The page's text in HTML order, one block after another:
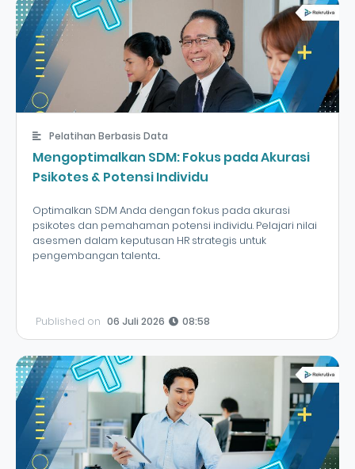
Pelatihan Berbasis Data
Mengoptimalkan SDM: Fokus pada Akurasi
Psikotes & Potensi Individu
Optimalkan SDM Anda dengan fokus pada akurasi
psikotes dan pemahaman potensi individu. Pelajari nilai
asesmen dalam keputusan HR strategis untuk
pengembangan talenta...
Published on 06 Juli 2026 08:58